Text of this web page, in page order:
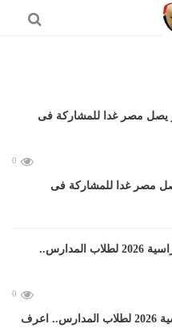
0
مصر غدا للمشاركة فى
0
أماكن وطرق سداد المصروفات الدراسية 2026 لطلاب المدارس.. اعرف